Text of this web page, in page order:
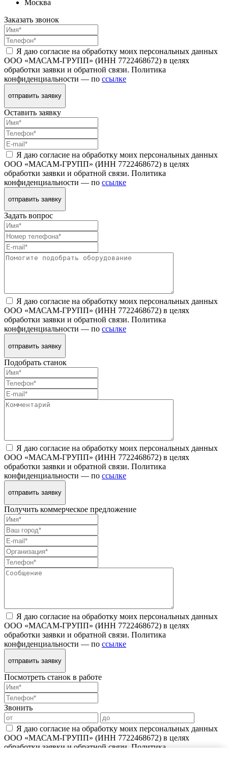
Москва
Заказать звонок
Я даю согласие на обработку моих персональных данных
ООО «МАСАМ-ГРУПП» (ИНН 7722468672) в целях
обработки заявки и обратной связи. Политика
конфиденциальности — по ссылке
отправить заявку
Оставить заявку
Я даю согласие на обработку моих персональных данных
ООО «МАСАМ-ГРУПП» (ИНН 7722468672) в целях
обработки заявки и обратной связи. Политика
конфиденциальности — по ссылке
отправить заявку
Задать вопрос
Я даю согласие на обработку моих персональных данных
ООО «МАСАМ-ГРУПП» (ИНН 7722468672) в целях
обработки заявки и обратной связи. Политика
конфиденциальности — по ссылке
отправить заявку
Подобрать станок
Я даю согласие на обработку моих персональных данных
ООО «МАСАМ-ГРУПП» (ИНН 7722468672) в целях
обработки заявки и обратной связи. Политика
конфиденциальности — по ссылке
отправить заявку
Получить коммерческое предложение
Я даю согласие на обработку моих персональных данных
ООО «МАСАМ-ГРУПП» (ИНН 7722468672) в целях
обработки заявки и обратной связи. Политика
конфиденциальности — по ссылке
отправить заявку
Посмотреть станок в работе
Звонить
Я даю согласие на обработку моих персональных данных
ООО «МАСАМ-ГРУПП» (ИНН 7722468672) в целях
обработки заявки и обратной связи. Политика